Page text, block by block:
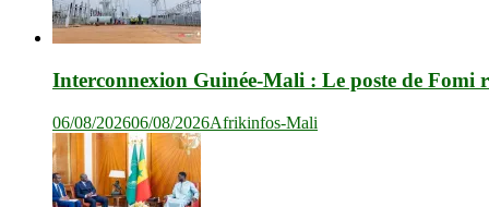
Interconnexion Guinée-Mali : Le poste de Fomi
06/08/202606/08/2026Afrikinfos-Mali